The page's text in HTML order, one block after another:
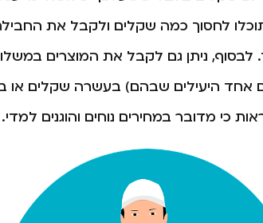
לחסוך כמה שקלים ולקבל את
כי מדובר במחירים נוחים והוגנים למדי.